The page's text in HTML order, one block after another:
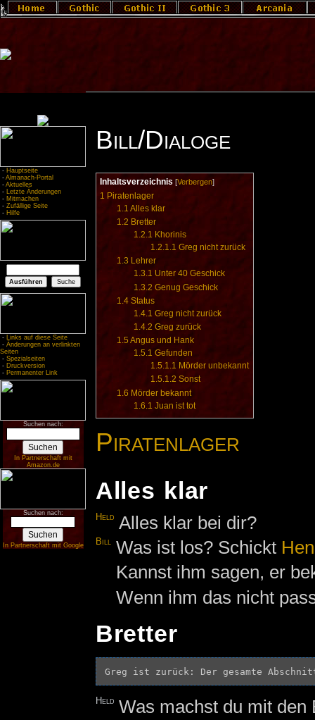
- Hauptseite
- Almanach-Portal
- Aktuelles
- Letzte Änderungen
- Mitmachen
- Zufällige Seite
- Hilfe
- Links auf diese Seite
- Änderungen an verlinkten
Seiten
- Spezialseiten
- Druckversion
- Permanenter Link
Suchen nach:
In Partnerschaft mit
Amazon.de
Suchen nach:
In Partnerschaft mit Google
Bill/Dialoge
Inhaltsverzeichnis [Verbergen]
1 Piratenlager
1.1 Alles klar
1.2 Bretter
1.2.1 Khorinis
1.2.1.1 Greg nicht zurück
1.3 Lehrer
1.3.1 Unter 40 Geschick
1.3.2 Genug Geschick
1.4 Status
1.4.1 Greg nicht zurück
1.4.2 Greg zurück
1.5 Angus und Hank
1.5.1 Gefunden
1.5.1.1 Mörder unbekannt
1.5.1.2 Sonst
1.6 Mörder bekannt
1.6.1 Juan ist tot
Piratenlager
Alles klar
Held Alles klar bei dir?
Bill Was ist los? Schickt
Kannst ihm sagen, er
Wenn ihm das nicht
Bretter
Held Was machst du mit den